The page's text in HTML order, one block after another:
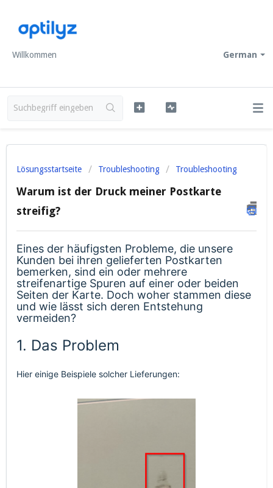
German
Willkommen
Lösungsstartseite Troubleshooting Troubleshooting
Warum ist der Druck meiner Postkarte
streifig?
Eines der häufigsten Probleme, die unsere
Kunden bei ihren gelieferten Postkarten
bemerken, sind ein oder mehrere
streifenartige Spuren auf einer oder beiden
Seiten der Karte. Doch woher stammen diese
und wie lässt sich deren Entstehung
vermeiden?
1. Das Problem
Hier einige Beispiele solcher Lieferungen: